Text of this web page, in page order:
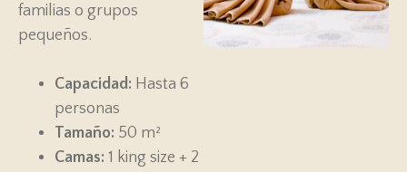
familias o grupos
pequeños.
Capacidad: Hasta 6
personas
Tamaño: 50 m²
Camas: 1 king size + 2